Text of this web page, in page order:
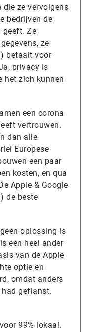
ze vervolgens
bedrijven de
geeft. Ze
ze
betaalt voor
privacy is
het zich kunnen
een corona
vertrouwen.
dan alle
Europese
een paar
kosten, en qua
Apple & Google
de beste
oplossing is
een heel ander
van de Apple
optie en
omdat anders
geflanst.
99% lokaal.